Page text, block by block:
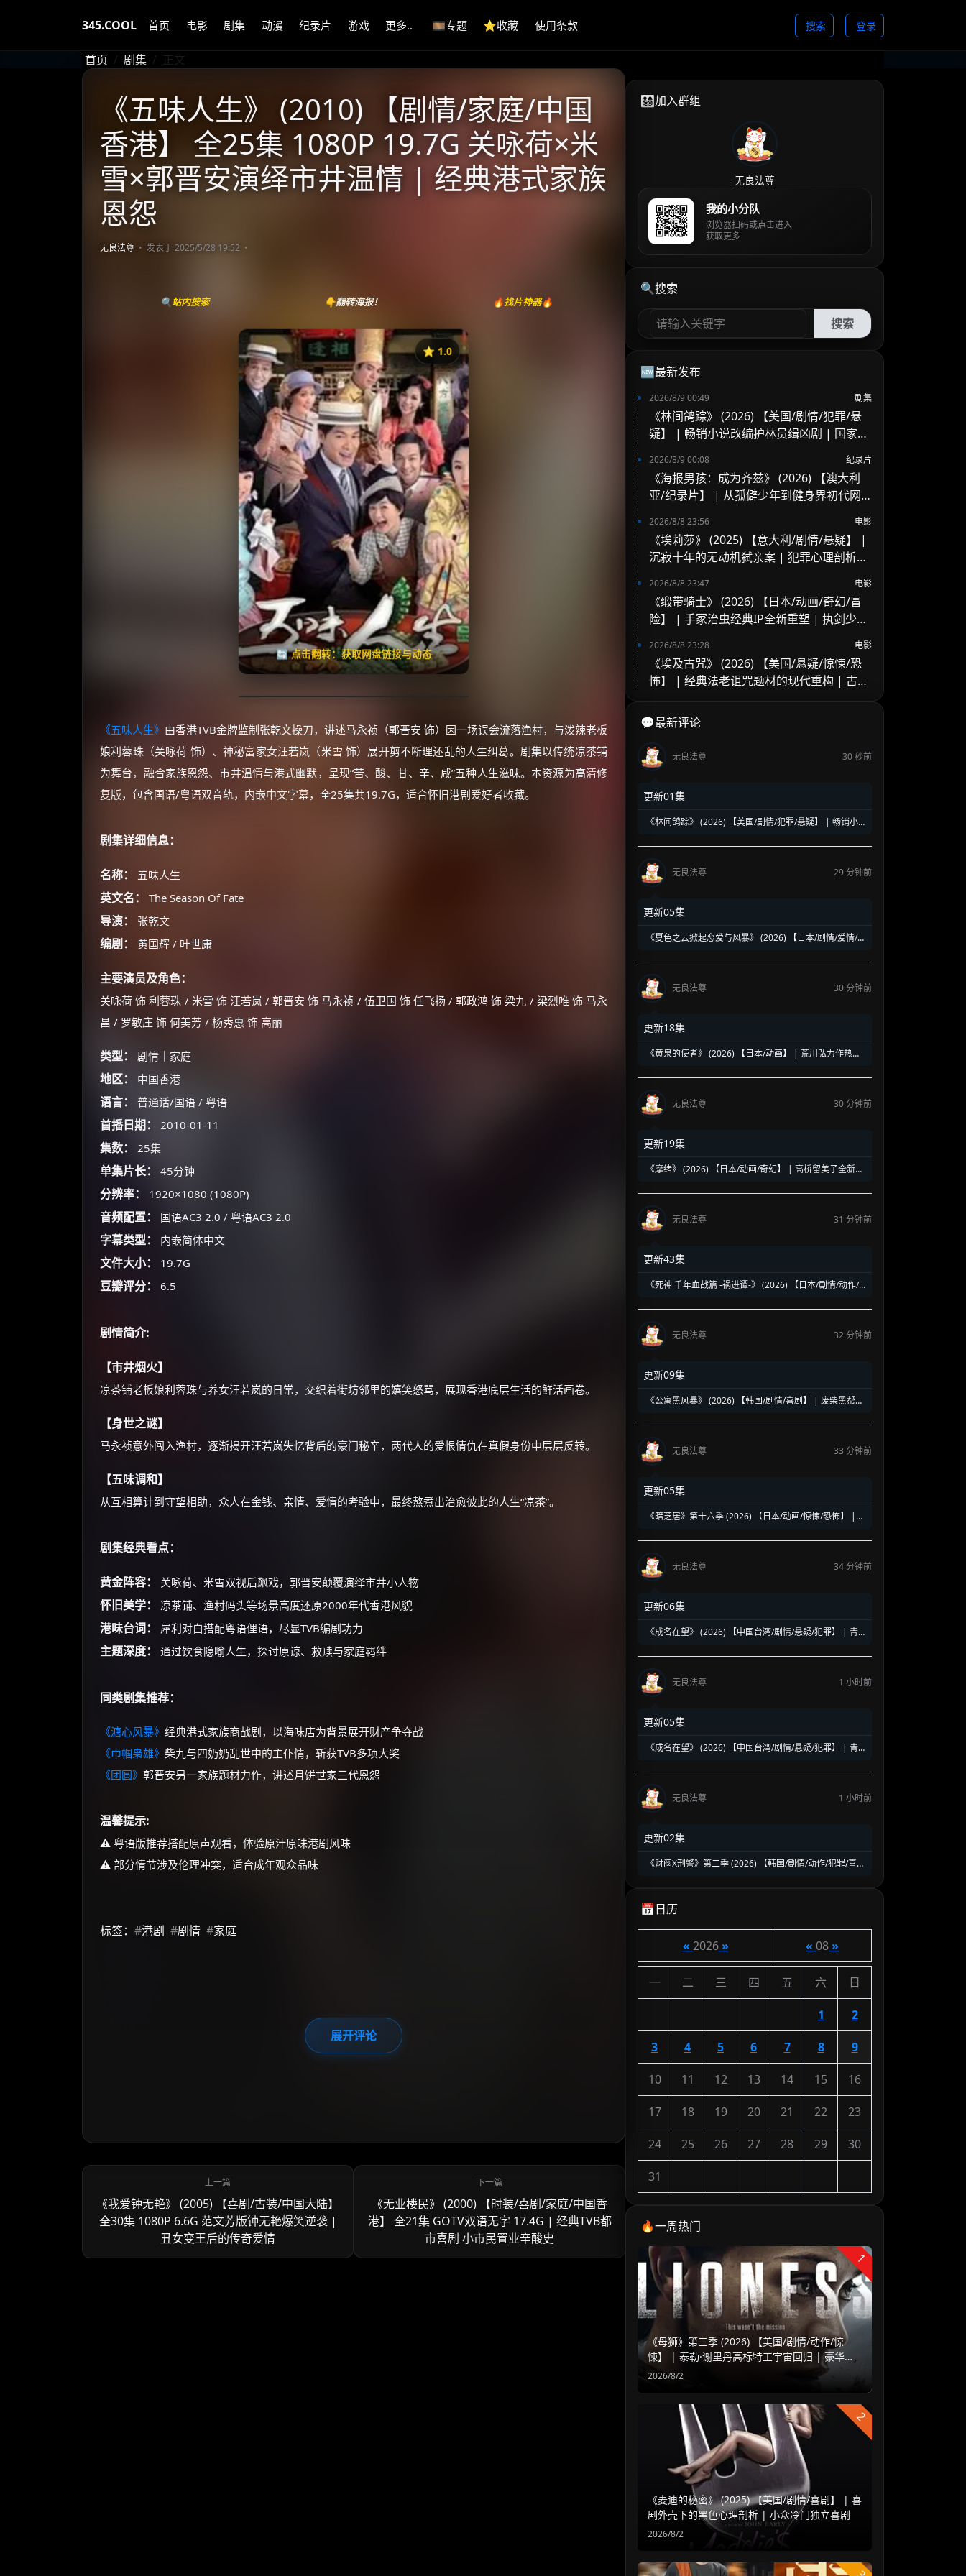
345.COOL 首页 电影 剧集 动漫 纪录片 游戏 更多.. 🎞️专题 ⭐️收藏 使用条款 搜索 登录
首页 剧集 正文
《五味人生》 (2010) 【剧情/家庭/中国
香港】 全25集 1080P 19.7G 关咏荷×米
雪×郭晋安演绎市井温情 | 经典港式家族
恩怨
无良法尊 发表于 2025/5/28 19:52
🔍站内搜索 👇翻转海报！ 🔥找片神器🔥
⭐️ 1.0
🔄 点击翻转：获取网盘链接与动态
《五味人生》
⭐
收藏
⭐️ 评分：1.0 | 🎬 2010年
✅ 已完结
夸克网盘
失效请反馈
🧧️
天天领红包
《五味人生》 由香港TVB金牌监制张乾文操刀，讲述马永祯（郭晋安 饰）因一场误会流落渔村，与泼辣老板
娘利蓉珠（关咏荷 饰）、神秘富家女汪若岚（米雪 饰）展开剪不断理还乱的人生纠葛。剧集以传统凉茶铺
为舞台，融合家族恩怨、市井温情与港式幽默，呈现“苦、酸、甘、辛、咸”五种人生滋味。本资源为高清修
复版，包含国语/粤语双音轨，内嵌中文字幕，全25集共19.7G，适合怀旧港剧爱好者收藏。
剧集详细信息：
名称： 五味人生
英文名： The Season Of Fate
导演： 张乾文
编剧： 黄国辉 / 叶世康
主要演员及角色：
关咏荷 饰 利蓉珠 / 米雪 饰 汪若岚 / 郭晋安 饰 马永祯 / 伍卫国 饰 任飞扬 / 郭政鸿 饰 梁九 / 梁烈唯 饰 马永
昌 / 罗敏庄 饰 何美芳 / 杨秀惠 饰 高丽
类型： 剧情｜家庭
地区： 中国香港
语言： 普通话/国语 / 粤语
首播日期： 2010-01-11
集数： 25集
单集片长： 45分钟
分辨率： 1920×1080 (1080P)
音频配置： 国语AC3 2.0 / 粤语AC3 2.0
字幕类型： 内嵌简体中文
文件大小： 19.7G
豆瓣评分： 6.5
剧情简介:
【市井烟火】
凉茶铺老板娘利蓉珠与养女汪若岚的日常，交织着街坊邻里的嬉笑怒骂，展现香港底层生活的鲜活画卷。
【身世之谜】
马永祯意外闯入渔村，逐渐揭开汪若岚失忆背后的豪门秘辛，两代人的爱恨情仇在真假身份中层层反转。
【五味调和】
从互相算计到守望相助，众人在金钱、亲情、爱情的考验中，最终熬煮出治愈彼此的人生“凉茶”。
剧集经典看点：
黄金阵容： 关咏荷、米雪双视后飙戏，郭晋安颠覆演绎市井小人物
怀旧美学： 凉茶铺、渔村码头等场景高度还原2000年代香港风貌
港味台词： 犀利对白搭配粤语俚语，尽显TVB编剧功力
主题深度： 通过饮食隐喻人生，探讨原谅、救赎与家庭羁绊
同类剧集推荐：
《溏心风暴》 经典港式家族商战剧，以海味店为背景展开财产争夺战
《巾帼枭雄》 柴九与四奶奶乱世中的主仆情，斩获TVB多项大奖
《团圆》 郭晋安另一家族题材力作，讲述月饼世家三代恩怨
温馨提示:
⚠️ 粤语版推荐搭配原声观看，体验原汁原味港剧风味
⚠️ 部分情节涉及伦理冲突，适合成年观众品味
标签： #港剧 #剧情 #家庭
展开评论
《我爱钟无艳》 (2005) 【喜剧/古装/中国大陆】
全30集 1080P 6.6G 范文芳版钟无艳爆笑逆袭 |
丑女变王后的传奇爱情
《无业楼民》 (2000) 【时装/喜剧/家庭/中国香
港】 全21集 GOTV双语无字 17.4G | 经典TVB都
市喜剧 小市民置业辛酸史
👨‍👩‍👧‍👦加入群组
无良法尊
我的小分队
浏览器扫码或点击进入
获取更多
🔍搜索
搜索
🆕最新发布
2026/8/9 00:49 剧集
《林间鸽踪》 (2026) 【美国/剧情/犯罪/悬
疑】 | 畅销小说改编护林员缉凶剧 | 国家公
2026/8/9 00:08 纪录片
《海报男孩：成为齐兹》 (2026) 【澳大利
亚/纪录片】 | 从孤僻少年到健身界初代网
2026/8/8 23:56 电影
《埃莉莎》 (2025) 【意大利/剧情/悬疑】 |
沉寂十年的无动机弑亲案 | 犯罪心理剖析与
2026/8/8 23:47 电影
《缎带骑士》 (2026) 【日本/动画/奇幻/冒
险】 | 手冢治虫经典IP全新重塑 | 执剑少女
2026/8/8 23:28 电影
《埃及古咒》 (2026) 【美国/悬疑/惊悚/恐
怖】 | 经典法老诅咒题材的现代重构 | 古老
💬最新评论
无良法尊 30 秒前
更新01集
《林间鸽踪》 (2026) 【美国/剧情/犯罪/悬疑】 | 畅销小
无良法尊 29 分钟前
更新05集
《夏色之云掀起恋爱与风暴》 (2026) 【日本/剧情/爱情/同
甜青春风暴
无良法尊
30 分钟前
更新18集
《黄泉的使者》 (2026) 【日本/动画】 | 荒川弘力作热血
无良法尊 30 分钟前
更新19集
《摩绪》 (2026) 【日本/动画/奇幻】 | 高桥留美子全新奇
无良法尊 31 分钟前
更新43集
《死神 千年血战篇 -祸进谭-》 (2026) 【日本/剧情/动作/
配终章
无良法尊
32 分钟前
更新09集
《公寓黑风暴》 (2026) 【韩国/剧情/喜剧】 | 废柴黑帮与
千》
无良法尊
33 分钟前
更新05集
《暗芝居》第十六季 (2026) 【日本/动画/惊悚/恐怖】 |
无良法尊 34 分钟前
更新06集
《成名在望》 (2026) 【中国台湾/剧情/悬疑/犯罪】 | 青
无良法尊 1 小时前
更新05集
《成名在望》 (2026) 【中国台湾/剧情/悬疑/犯罪】 | 青
无良法尊 1 小时前
更新02集
《财阀X刑警》第二季 (2026) 【韩国/剧情/动作/犯罪/喜
📅日历
« 2026» « 08»
一 二 三 四 五 六 日
1 2
3 4 5 6 7 8 9
10 11 12 13 14 15 16
17 18 19 20 21 22 23
24 25 26 27 28 29 30
31
🔥一周热门
1
《母狮》第三季 (2026) 【美国/剧情/动作/惊
悚】 | 泰勒·谢里丹高标特工宇宙回归 | 豪华阵
容延续高水准硬核谍战
2026/8/2
2
《麦迪的秘密》 (2025) 【美国/剧情/喜剧】 | 喜
剧外壳下的黑色心理剖析 | 小众冷门独立喜剧
2026/8/2
☕
你需要的各种会员，都可低价购买！
优惠券、活动红包，每日可领。